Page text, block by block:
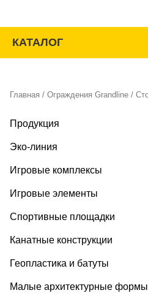
содержимому
КАТАЛОГ
Главная / Ограждения Grandline /
Продукция
Эко-линия
Игровые комплексы
Игровые элементы
Спортивные площадки
Канатные конструкции
Геопластика и батуты
Малые архитектурные формы